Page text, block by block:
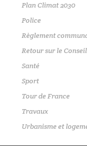
Plan Climat 2030
Police
Règlement
Retour sur le
Santé
Sport
Tour de France
Travaux
Urbanisme et